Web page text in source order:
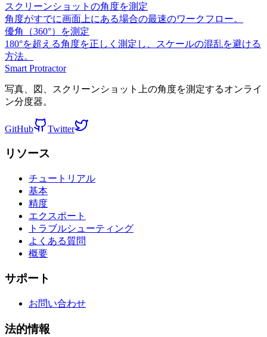
スクリーンショットの角度を測定
角度がすでに画面上にある場合の最速のワークフロー。
優角（360°）を測定
180°を超える角度を正しく測定し、スケールの混乱を避ける
方法。
Smart Protractor
写真、図、スクリーンショット上の角度を測定するオンライ
ン分度器。
GitHub Twitter
リソース
チュートリアル
基本
精度
エクスポート
トラブルシューティング
よくある質問
概要
サポート
お問い合わせ
法的情報